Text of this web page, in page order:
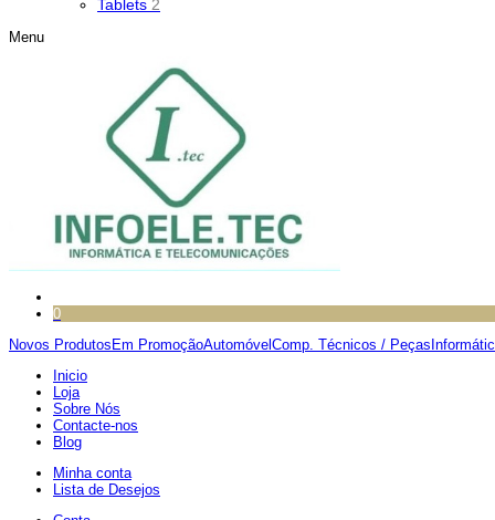
Tablets 2
Menu
0
Novos Produtos Em PromoçãoAutomóvel Comp. Técnicos / Peças
Inicio
Loja
Sobre Nós
Contacte-nos
Blog
Minha conta
Lista de Desejos